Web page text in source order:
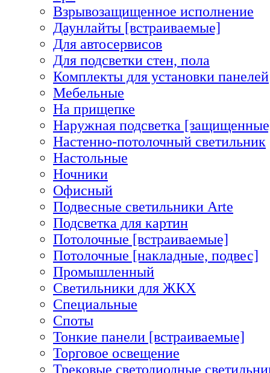
Взрывозащищенное исполнение
Даунлайты [встраиваемые]
Для автосервисов
Для подсветки стен, пола
Комплекты для установки панелей
Мебельные
На прищепке
Наружная подсветка
Настенно-потолочный светильник
Настольные
Ночники
Офисный
Подвесные светильники Arte
Подсветка для картин
Потолочные [встраиваемые]
Потолочные [накладные, подвес]
Промышленный
Светильники для ЖКХ
Специальные
Споты
Тонкие панели [встраиваемые]
Торговое освещение
Трековые светодиодные